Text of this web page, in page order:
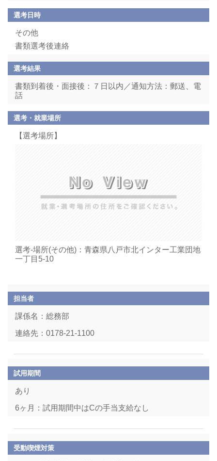
選考日時
その他
書類選考後連絡
選考結果
書類到着後・面接後：７日以内／通知方法：郵送、電
話
選考・就業場所
【選考場所】
選考-場所(その他)：青森県八戸市北インター工業団地
一丁目5-10
担当者
課係名：総務部
連絡先：0178-21-1100
試用期間
あり
6ヶ月：試用期間中はCの手当支給なし
受動喫煙対策